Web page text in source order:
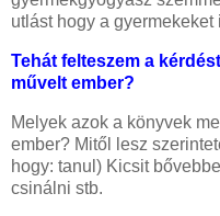
utlást hogy a
Tehát felteszem a
művelt ember?
Melyek azok a könyvek
ember? Mitől lesz
hogy: tanul) Kicsit
csinálni stb.